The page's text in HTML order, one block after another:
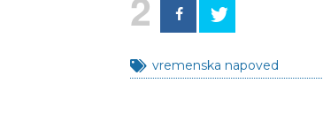
vremenska napoved